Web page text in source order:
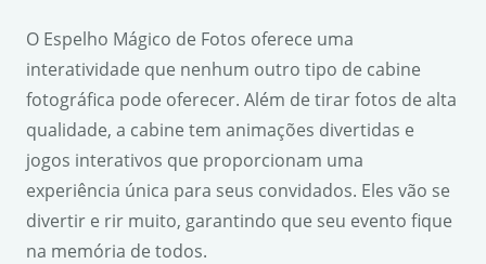
O Espelho Mágico de Fotos oferece uma
interatividade que nenhum outro tipo de cabine
fotográfica pode oferecer. Além de tirar fotos de alta
qualidade, a cabine tem animações divertidas e
jogos interativos que proporcionam uma
experiência única para seus convidados. Eles vão se
divertir e rir muito, garantindo que seu evento fique
na memória de todos.